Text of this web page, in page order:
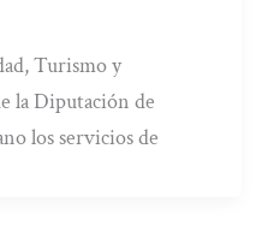
Turismo y
la Diputación de
los servicios de